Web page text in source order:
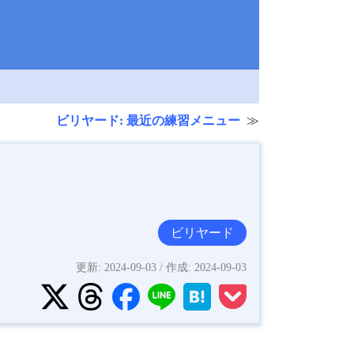
ビリヤード: 最近の練習メニュー
ビリヤード
更新: 2024-09-03 / 作成: 2024-09-03